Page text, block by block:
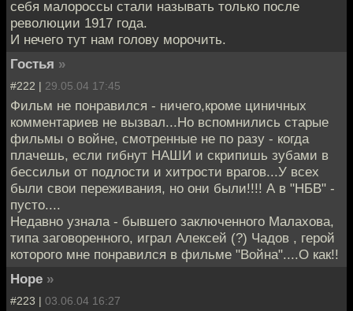
себя малороссы стали называть только после
революции 1917 года.
И нечего тут нам голову морочить.
Гостья »
#222 | 29.05.04 17:45
Фильм не понравился - ничего,кроме циничных
комментариев не вызвал...Но вспомнились старые
фильмы о войне, смотренные не по разу - когда
плачешь, если гибнут НАШИ и скрипишь зубами в
бессильи от подлости и хитрости врагов...У всех
были свои переживания, но они были!!!! А в "НБВ" -
пусто....
Недавно узнала - бывшего заключенного Малахова,
типа заговоренного, играл Алексей (?) Чадов , герой
которого мне понравился в фильме "Война"....О как!!
Норе »
#223 | 03.06.04 16:27